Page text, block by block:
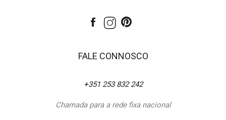
FALE CONNOSCO
+351 253 832 242
Chamada para a rede fixa nacional